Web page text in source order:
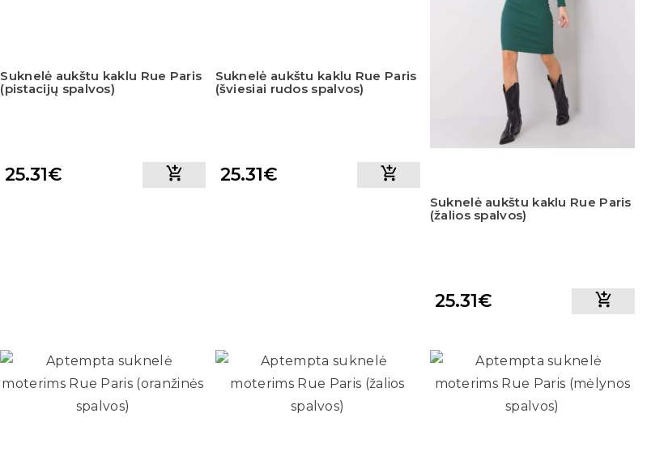
Suknelė aukštu kaklu Rue Paris
(pistacijų spalvos)
25.31€
Suknelė aukštu kaklu Rue Paris
(šviesiai rudos spalvos)
25.31€
Suknelė aukštu kaklu Rue Paris
(žalios spalvos)
25.31€